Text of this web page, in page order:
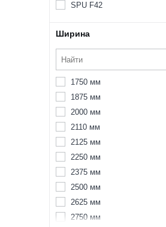
SPU F42
Ширина
1750 мм
1875 мм
2000 мм
2110 мм
2125 мм
2250 мм
2375 мм
2500 мм
2625 мм
2750 мм